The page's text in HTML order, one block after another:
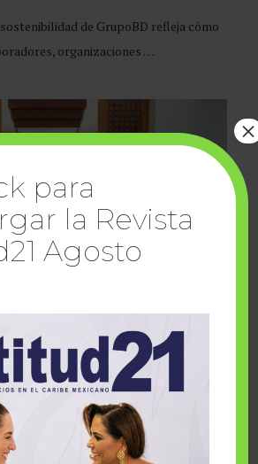
de GrupoBD refleja cómo
organizaciones …
inspira; cumplen
Mayakoba y Make-A-Wish
para
la Revista
Agosto
×